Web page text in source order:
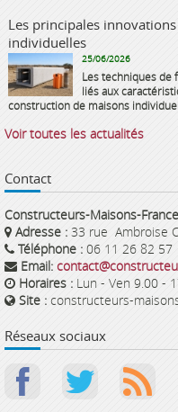
Les principales
individuelles
25/06/2026
Les techniques de
liés aux
construction de maisons
Voir toutes les actualités
Contact
Constructeurs-Maisons-France
Adresse : 33 rue Ambroise
Téléphone : 06 11 26 82 57
Email:
Horaires : Lun - Ven 9.00 -
Site : constructeurs-
Réseaux sociaux